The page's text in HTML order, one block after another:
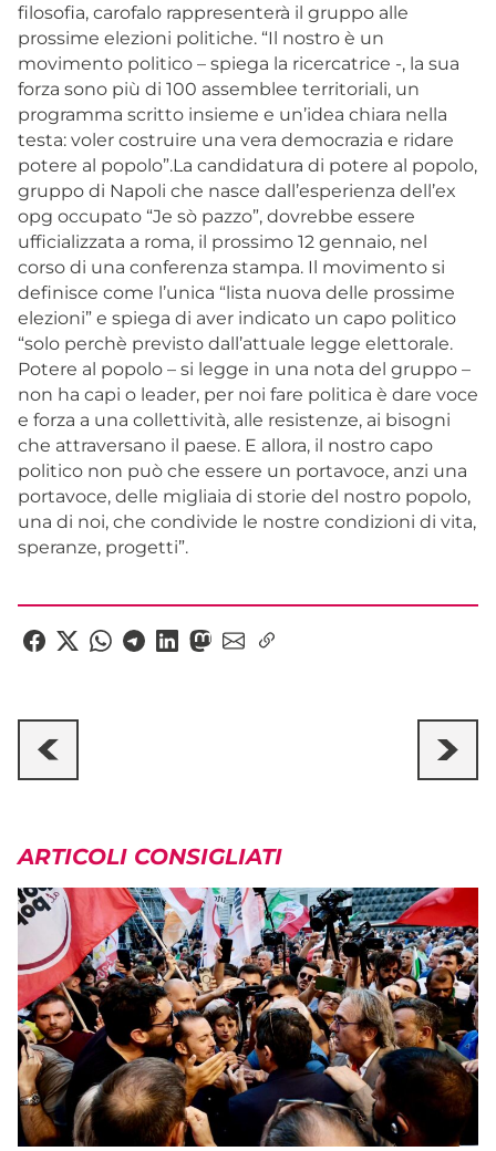
filosofia, carofalo rappresenterà il gruppo alle
prossime elezioni politiche. “Il nostro è un
movimento politico – spiega la ricercatrice -, la sua
forza sono più di 100 assemblee territoriali, un
programma scritto insieme e un’idea chiara nella
testa: voler costruire una vera democrazia e ridare
potere al popolo”.La candidatura di potere al popolo,
gruppo di Napoli che nasce dall’esperienza dell’ex
opg occupato “Je sò pazzo”, dovrebbe essere
ufficializzata a roma, il prossimo 12 gennaio, nel
corso di una conferenza stampa. Il movimento si
definisce come l’unica “lista nuova delle prossime
elezioni” e spiega di aver indicato un capo politico
“solo perchè previsto dall’attuale legge elettorale.
Potere al popolo – si legge in una nota del gruppo –
non ha capi o leader, per noi fare politica è dare voce
e forza a una collettività, alle resistenze, ai bisogni
che attraversano il paese. E allora, il nostro capo
politico non può che essere un portavoce, anzi una
portavoce, delle migliaia di storie del nostro popolo,
una di noi, che condivide le nostre condizioni di vita,
speranze, progetti”.
ARTICOLI CONSIGLIATI